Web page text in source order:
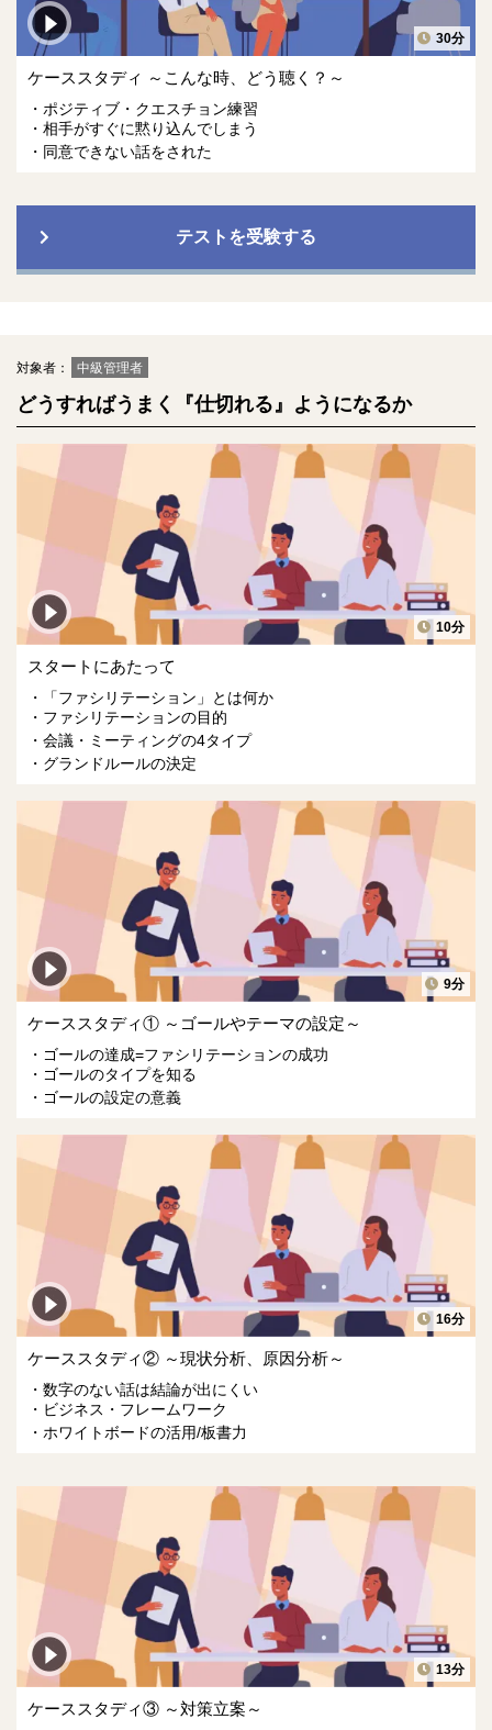
30分
ケーススタディ ～こんな時、どう聴く？～
ポジティブ・クエスチョン練習
相手がすぐに黙り込んでしまう
同意できない話をされた
テストを受験する
どうすればうまく『仕切れる』ようになるか
対象者： 中級管理者
10分
スタートにあたって
「ファシリテーション」とは何か
ファシリテーションの目的
会議・ミーティングの4タイプ
グランドルールの決定
9分
ケーススタディ① ～ゴールやテーマの設定～
ゴールの達成=ファシリテーションの成功
ゴールのタイプを知る
ゴールの設定の意義
16分
ケーススタディ② ～現状分析、原因分析～
数字のない話は結論が出にくい
ビジネス・フレームワーク
ホワイトボードの活用/板書力
13分
ケーススタディ③ ～対策立案～